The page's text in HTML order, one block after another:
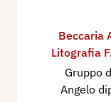
Beccaria
Litografia
Gruppo
Angelo